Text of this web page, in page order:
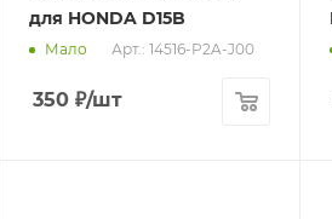
для HONDA D15B
Мало Арт.: 14516-P2A-J00
350 ₽/шт